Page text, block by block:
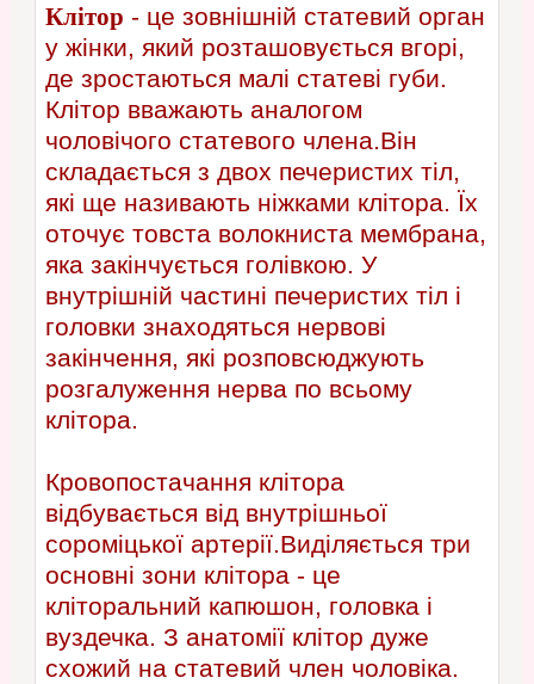
Клітор - це зовнішній статевий орган
у жінки, який розташовується вгорі,
де зростаються малі статеві губи.
Клітор вважають аналогом
чоловічого статевого члена.Він
складається з двох печеристих тіл,
які ще називають ніжками клітора. Їх
оточує товста волокниста мембрана,
яка закінчується голівкою. У
внутрішній частині печеристих тіл і
головки знаходяться нервові
закінчення, які розповсюджують
розгалуження нерва по всьому
клітора.
Кровопостачання клітора
відбувається від внутрішньої
сороміцької артерії.Виділяється три
основні зони клітора - це
кліторальний капюшон, головка і
вуздечка. З анатомії клітор дуже
схожий на статевий член чоловіка.